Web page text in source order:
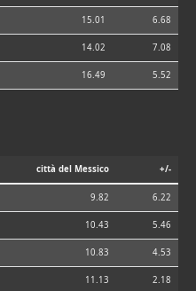
15.01 6.68
14.02 7.08
16.49 5.52
città del Messico +/-
9.82 6.22
10.43 5.46
10.83 4.53
11.13 2.18